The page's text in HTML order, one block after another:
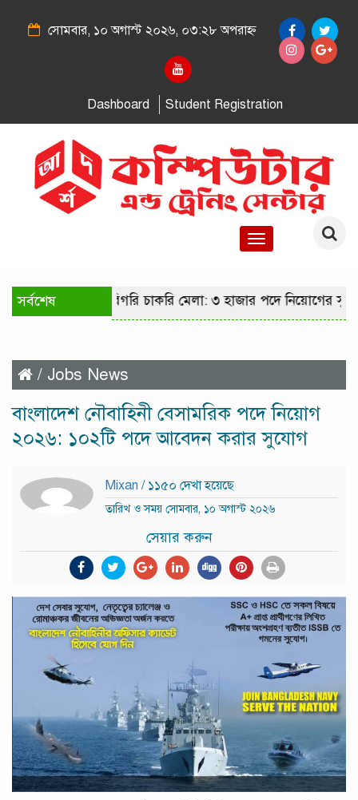
সোমবার, ১০ অগাস্ট ২০২৬, ০৩:২৮ অপরাহ্ন
Dashboard Student Registration
Toggle
সর্বশেষকারিগরি চাকরি মেলা: ৩ হাজার পদে নিয়োগের সুযোগে
/ Jobs News
বাংলাদেশ নৌবাহিনী বেসামরিক পদে নিয়োগ
২০২৬: ১০২টি পদে আবেদন করার সুযোগ
Mixan / ১১৫০ দেখা হয়েছে
তারিখ ও সময় সোমবার, ১০ অগাস্ট ২০২৬
সেয়ার করুন